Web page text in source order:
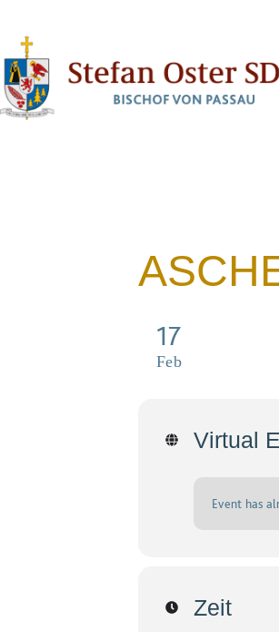
17
Feb
Virtual
Event has
Zeit